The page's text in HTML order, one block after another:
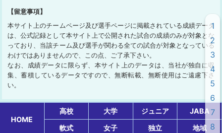
【留意事項】
本サイト上のチームページ及び選手ページに掲載されている成績データ
は、公式記録として本サイト上で公開された試合の成績のみが対象とな
っており、当該チーム及び選手が関わる全ての試合が対象となっている
わけではありませんので、この点、ご了承下さい。
なお、成績データに限らず、本サイト上のデータは、当社が独自に収
集、蓄積しているデータですので、無断転載、無断使用はご遠慮下さ
い。
HOME
高校 大学 ジュニア
JABA
軟式
女子 独立 地域
1
2
3
4
5
6
7
8